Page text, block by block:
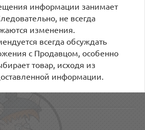
информации занимает
не всегда
изменения.
всегда обсуждать
с Продавцом, особенно
товар, исходя из
информации.